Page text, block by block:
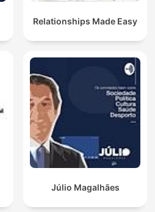
Relationships Made Easy
Júlio Magalhães